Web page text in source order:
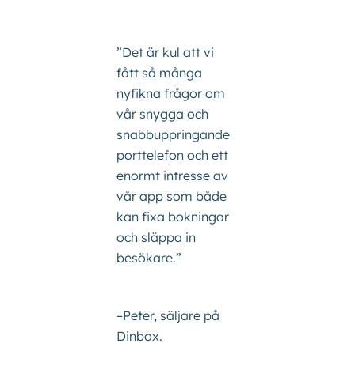
”Det är kul att vi
fått så många
nyfikna frågor om
vår snygga och
snabbuppringande
porttelefon och ett
enormt intresse av
vår app som både
kan fixa bokningar
och släppa in
besökare.”
–Peter, säljare på
Dinbox.